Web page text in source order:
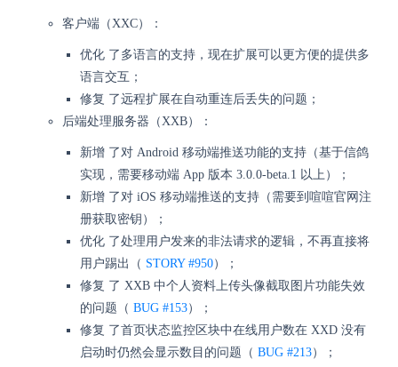
客户端（XXC）：
优化 了多语言的支持，现在扩展可以更方便的提供多
语言交互；
修复 了远程扩展在自动重连后丢失的问题；
后端处理服务器（XXB）：
新增 了对 Android 移动端推送功能的支持（基于信鸽
实现，需要移动端 App 版本 3.0.0-beta.1 以上）；
新增 了对 iOS 移动端推送的支持（需要到喧喧官网注
册获取密钥）；
优化 了处理用户发来的非法请求的逻辑，不再直接将
用户踢出（ STORY #950）；
修复 了 XXB 中个人资料上传头像截取图片功能失效
的问题（ BUG #153）；
修复 了首页状态监控区块中在线用户数在 XXD 没有
启动时仍然会显示数目的问题（ BUG #213）；